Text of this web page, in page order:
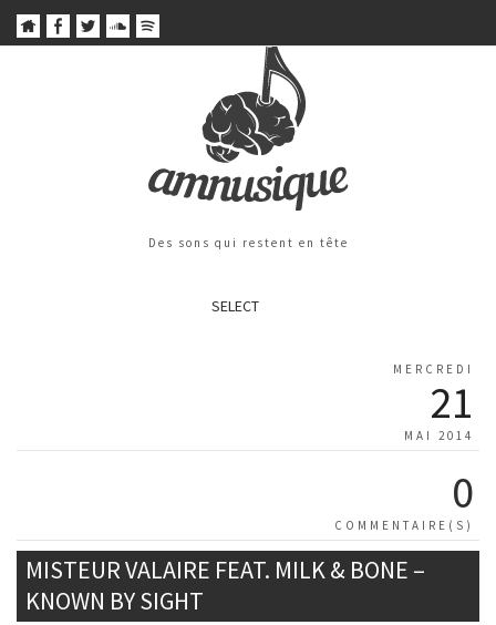
Des sons qui restent en tête
SELECT
MERCREDI
21
MAI 2014
0
COMMENTAIRE(S)
MISTEUR VALAIRE FEAT. MILK & BONE –
KNOWN BY SIGHT